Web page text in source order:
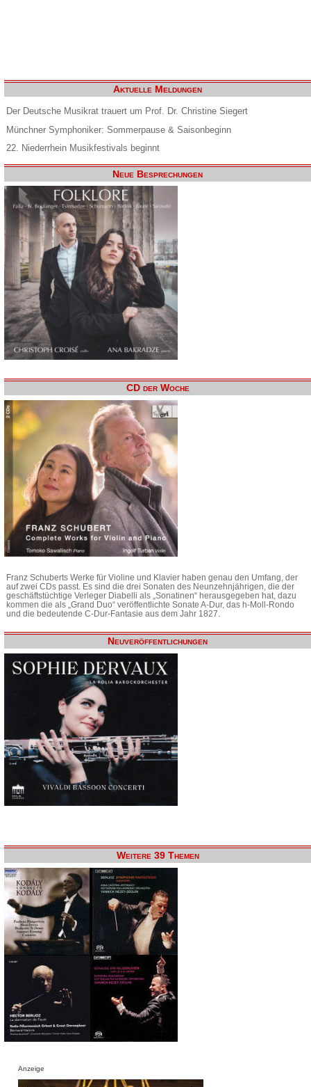
Aktuelle Meldungen
Der Deutsche Musikrat trauert um Prof. Dr. Christine Siegert
Münchner Symphoniker: Sommerpause & Saisonbeginn
22. Niederrhein Musikfestivals beginnt
Neue Besprechungen
CD der Woche
Franz Schuberts Werke für Violine und Klavier haben genau den Umfang, der
auf zwei CDs passt. Es sind die drei Sonaten des Neunzehnjährigen, die der
geschäftstüchtige Verleger Diabelli als „Sonatinen“ herausgegeben hat, dazu
kommen die als „Grand Duo“ veröffentlichte Sonate A-Dur, das h-Moll-Rondo
und die bedeutende C-Dur-Fantasie aus dem Jahr 1827.
Neuveröffentlichungen
Weitere 39 Themen
Anzeige